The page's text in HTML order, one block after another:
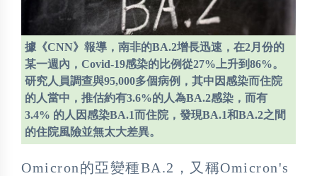
據《CNN》報導，南非的BA.2增長迅速，在2月份的
某一週內，Covid-19感染的比例從27%上升到86%。
研究人員調查與95,000多個病例，其中因感染而住院
的人當中，推估約有3.6%的人為BA.2感染，而有
3.4% 的人因感染BA.1而住院，發現BA.1和BA.2之間
的住院風險並無太大差異。
Omicron的亞變種BA.2，又稱Omicron's